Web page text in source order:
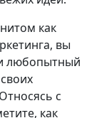
как
вы
любопытный
с
как